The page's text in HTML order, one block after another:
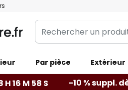
Rechercher
un
catégorie...
Par pièce Extérieur
H 16 M 57 S -10 % suppl.